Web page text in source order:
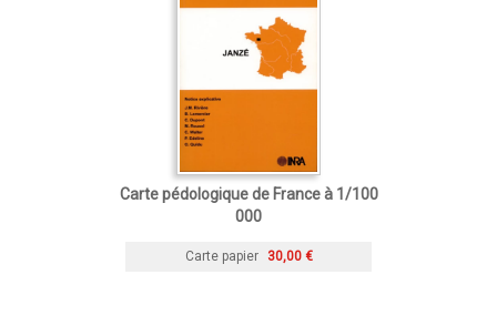
Carte pédologique de France à 1/100
000
Carte papier 30,00 €